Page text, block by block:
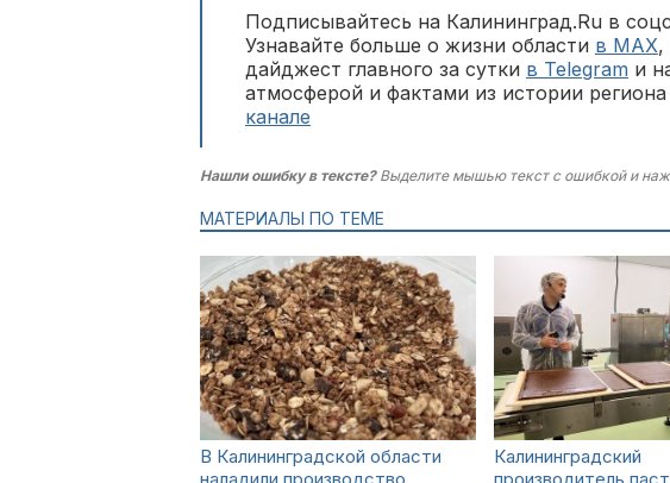
Подписывайтесь на Калининград.Ru в
Узнавайте больше о жизни области в MAX,
дайджест главного за сутки в Telegram и
атмосферой и фактами из истории
канале
Нашли ошибку в тексте?Выделите мышью текст с ошибкой и
МАТЕРИАЛЫ ПО ТЕМЕ
В Калининградской области
Калининградский